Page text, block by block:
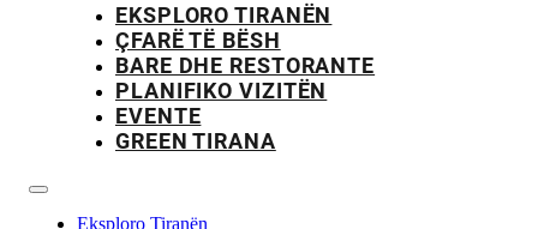
EKSPLORO TIRANËN
ÇFARË TË BËSH
BARE DHE RESTORANTE
PLANIFIKO VIZITËN
EVENTE
GREEN TIRANA
Eksploro Tiranën